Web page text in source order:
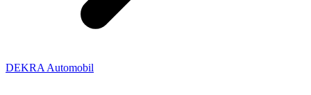
DEKRA Automobil